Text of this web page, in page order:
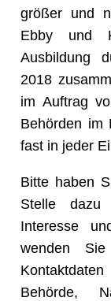
größer und
Ebby und
Ausbildung
2018
im Auftrag
Behörden im
fast in jeder
Bitte haben
Stelle
Interesse
wenden
Behörde,